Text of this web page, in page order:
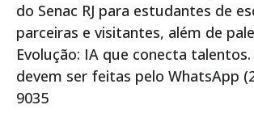
do Senac RJ para estudantes de
parceiras e visitantes, além de
Evolução: IA que conecta
devem ser feitas pelo WhatsApp
9035